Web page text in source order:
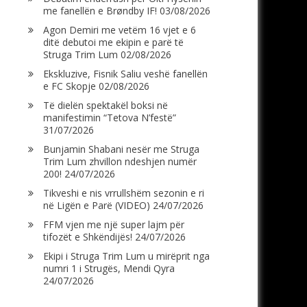
me fanellën e Brøndby IF! 03/08/2026
Agon Demiri me vetëm 16 vjet e 6
ditë debutoi me ekipin e parë të
Struga Trim Lum 02/08/2026
Ekskluzive, Fisnik Saliu veshë fanellën
e FC Skopje 02/08/2026
Të dielën spektakël boksi në
manifestimin “Tetova N’festë”
31/07/2026
Bunjamin Shabani nesër me Struga
Trim Lum zhvillon ndeshjen numër
200! 24/07/2026
Tikveshi e nis vrrullshëm sezonin e ri
në Ligën e Parë (VIDEO) 24/07/2026
FFM vjen me një super lajm për
tifozët e Shkëndijës! 24/07/2026
Ekipi i Struga Trim Lum u mirëprit nga
numri 1 i Strugës, Mendi Qyra
24/07/2026